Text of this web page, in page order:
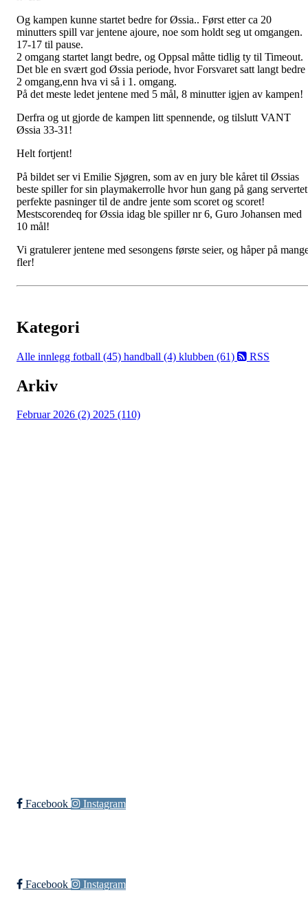
Og kampen kunne startet bedre for Øssia.. Først etter ca 20
minutters spill var jentene ajoure, noe som holdt seg ut omgangen.
17-17 til pause.
2 omgang startet langt bedre, og Oppsal måtte tidlig ty til Timeout.
Det ble en svært god Øssia periode, hvor Forsvaret satt langt bedre
2 omgang,enn hva vi så i 1. omgang.
På det meste ledet jentene med 5 mål, 8 minutter igjen av kampen!
Derfra og ut gjorde de kampen litt spennende, og tilslutt VANT
Øssia 33-31!
Helt fortjent!
På bildet ser vi Emilie Sjøgren, som av en jury ble kåret til Øssias
beste spiller for sin playmakerrolle hvor hun gang på gang servertet
perfekte pasninger til de andre jente som scoret og scoret!
Mestscorendeq for Øssia idag ble spiller nr 6, Guro Johansen med
10 mål!
Vi gratulerer jentene med sesongens første seier, og håper på
fler!
Kategori
Alle innlegg fotball (45) handball (4) klubben (61) RSS
Arkiv
Februar 2026 (2) 2025 (110)
Facebook Instagram
Facebook Instagram